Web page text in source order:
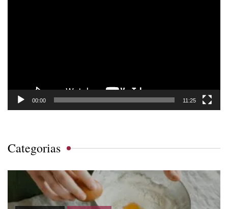
00:00 11:25
Categorias